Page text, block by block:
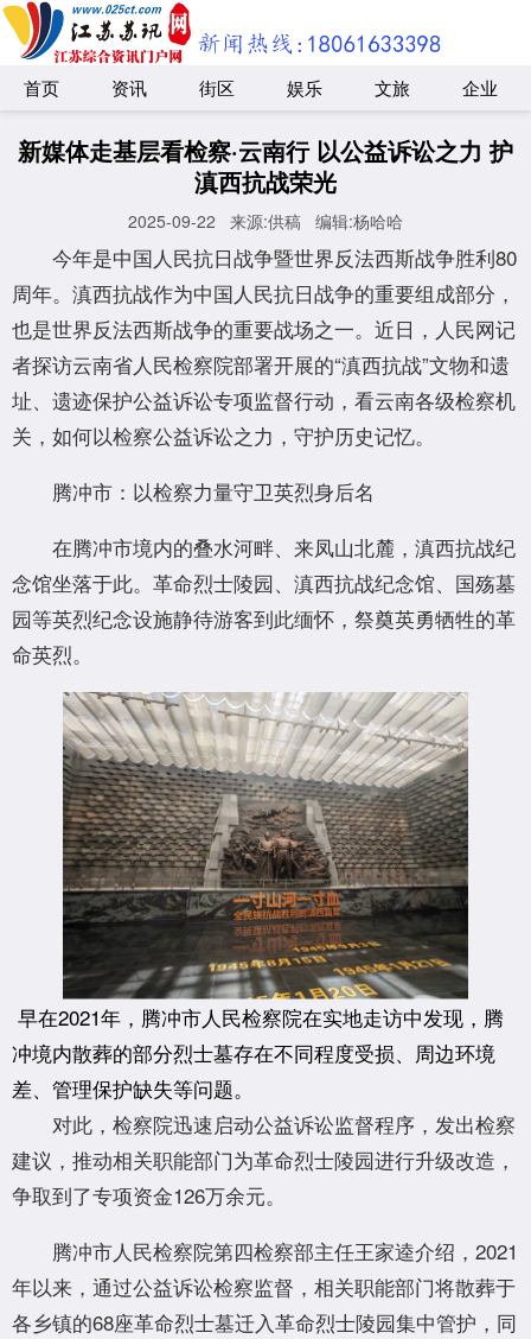
首页 资讯 街区 娱乐 文旅 企业
新媒体走基层看检察·云南行 以公益诉讼之力 护
滇西抗战荣光
2025-09-22 来源:供稿 编辑:杨哈哈
今年是中国人民抗日战争暨世界反法西斯战争胜利80
周年。滇西抗战作为中国人民抗日战争的重要组成部分，
也是世界反法西斯战争的重要战场之一。近日，人民网记
者探访云南省人民检察院部署开展的“滇西抗战”文物和遗
址、遗迹保护公益诉讼专项监督行动，看云南各级检察机
关，如何以检察公益诉讼之力，守护历史记忆。
腾冲市：以检察力量守卫英烈身后名
在腾冲市境内的叠水河畔、来凤山北麓，滇西抗战纪
念馆坐落于此。革命烈士陵园、滇西抗战纪念馆、国殇墓
园等英烈纪念设施静待游客到此缅怀，祭奠英勇牺牲的革
命英烈。
早在2021年，腾冲市人民检察院在实地走访中发现，腾
冲境内散葬的部分烈士墓存在不同程度受损、周边环境
差、管理保护缺失等问题。
对此，检察院迅速启动公益诉讼监督程序，发出检察
建议，推动相关职能部门为革命烈士陵园进行升级改造，
争取到了专项资金126万余元。
腾冲市人民检察院第四检察部主任王家逵介绍，2021
年以来，通过公益诉讼检察监督，相关职能部门将散葬于
各乡镇的68座革命烈士墓迁入革命烈士陵园集中管护，同